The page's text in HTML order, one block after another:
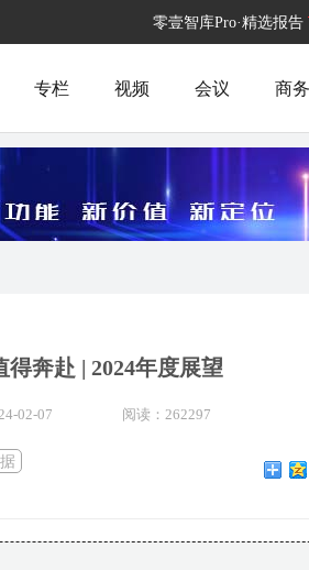
零壹智库Pro·精选报告
专栏 视频 会议 商
奔赴 | 2024年度展望
02-07 阅读：262297